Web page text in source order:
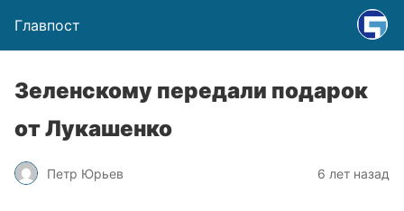
Главпост
Зеленскому передали подарок
от Лукашенко
Петр Юрьев 6 лет назад